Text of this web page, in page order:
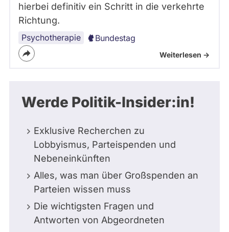
hierbei definitiv ein Schritt in die verkehrte
Richtung.
Psychotherapie Bundestag
Weiterlesen ->
Werde Politik-Insider:in!
Exklusive Recherchen zu
Lobbyismus, Parteispenden und
Nebeneinkünften
Alles, was man über Großspenden an
Parteien wissen muss
Die wichtigsten Fragen und
Antworten von Abgeordneten